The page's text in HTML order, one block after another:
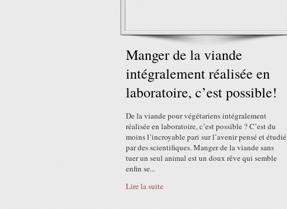
Manger de la viande
intégralement réalisée en
laboratoire, c’est possible!
De la viande pour végétariens intégralement
réalisée en laboratoire, c’est possible ? C’est du
moins l’incroyable pari sur l’avenir pensé et étudié
par des scientifiques. Manger de la viande sans
tuer un seul animal est un doux rêve qui semble
enfin se...
Lire la suite